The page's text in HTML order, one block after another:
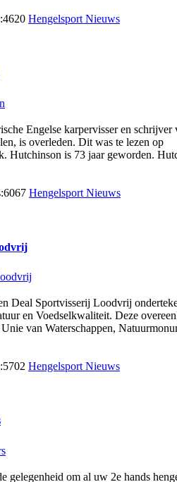
Hengelsport Nieuws
Engelse karpervisser en schrijver
is overleden. Dit was te lezen op
Hutchinson is 73 jaar geworden.
Hengelsport Nieuws
Deal Sportvisserij Loodvrij
en Voedselkwaliteit. Deze
van Waterschappen,
Hengelsport Nieuws
gelegenheid om al uw 2e hands